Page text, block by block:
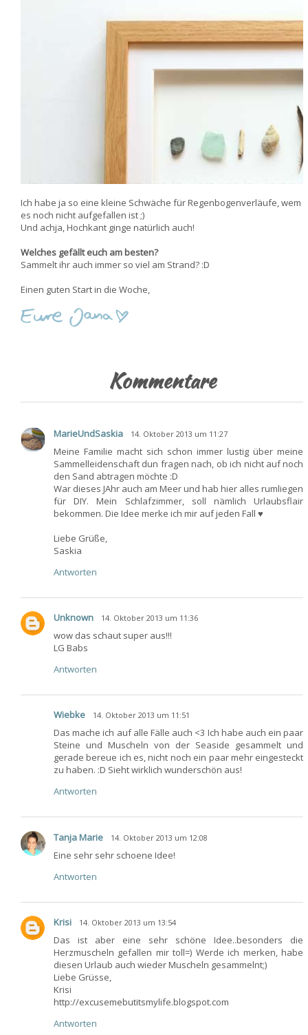
Ich habe ja so eine kleine Schwäche für Regenbogenverläufe, wem
es noch nicht aufgefallen ist ;)
Und achja, Hochkant ginge natürlich auch!
Welches gefällt euch am besten?
Sammelt ihr auch immer so viel am Strand? :D
Einen guten Start in die Woche,
Kommentare
MarieUndSaskia 14. Oktober 2013 um 11:27
Meine Familie macht sich schon immer lustig über meine
Sammelleidenschaft dun fragen nach, ob ich nicht auf noch
den Sand abtragen möchte :D
War dieses JAhr auch am Meer und hab hier alles rumliegen
für DIY. Mein Schlafzimmer, soll nämlich Urlaubsflair
bekommen. Die Idee merke ich mir auf jeden Fall ♥
Liebe Grüße,
Saskia
Antworten
Unknown 14. Oktober 2013 um 11:36
wow das schaut super aus!!!
LG Babs
Antworten
Wiebke 14. Oktober 2013 um 11:51
Das mache ich auf alle Fälle auch <3 Ich habe auch ein paar
Steine und Muscheln von der Seaside gesammelt und
gerade bereue ich es, nicht noch ein paar mehr eingesteckt
zu haben. :D Sieht wirklich wunderschön aus!
Antworten
Tanja Marie 14. Oktober 2013 um 12:08
Eine sehr sehr schoene Idee!
Antworten
Krisi 14. Oktober 2013 um 13:54
Das ist aber eine sehr schöne Idee..besonders die
Herzmuscheln gefallen mir toll=) Werde ich merken, habe
diesen Urlaub auch wieder Muscheln gesammelnt;)
Liebe Grüsse,
Krisi
http://excusemebutitsmylife.blogspot.com
Antworten